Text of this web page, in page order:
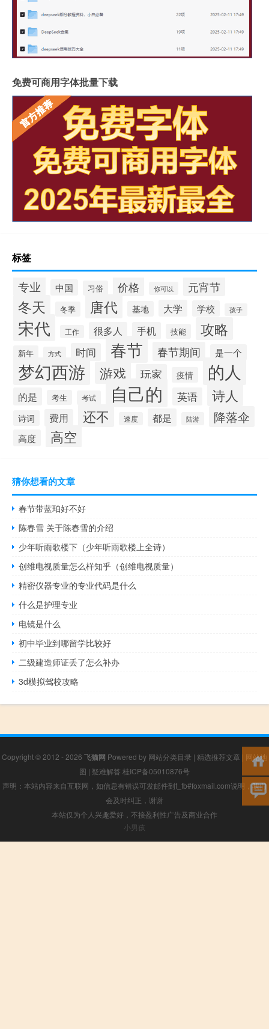
免费可商用字体批量下载
标签
专业 中国 习俗 价格 你可以 元宵节
冬天 冬季 唐代 基地 大学 学校 孩子
宋代 工作 很多人 手机 技能 攻略
新年 方式 时间 春节 春节期间 是一个
梦幻西游 游戏 玩家 疫情 的人
的是 考生 考试 自己的 英语 诗人
诗词 费用 还不 速度 都是 陆游 降落伞
高度 高空
猜你想看的文章
春节带蓝珀好不好
陈春雪 关于陈春雪的介绍
少年听雨歌楼下（少年听雨歌楼上全诗）
创维电视质量怎么样知乎（创维电视质量）
精密仪器专业的专业代码是什么
什么是护理专业
电镜是什么
初中毕业到哪留学比较好
二级建造师证丢了怎么补办
3d模拟驾校攻略
Copyright © 2012 - 2026 飞猫网 Powered by 网站分类目录 | 精选推荐文章 | 网站地
图 | 疑难解答 桂ICP备05010876号
声明：本站内容来自互联网，如信息有错误可发邮件到f_fb#foxmail.com说明，我们
会及时纠正，谢谢
本站仅为个人兴趣爱好，不接盈利性广告及商业合作
小男孩